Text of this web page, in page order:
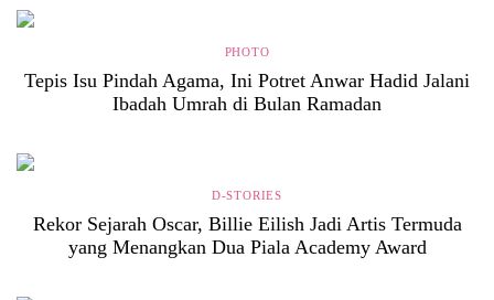
PHOTO
Tepis Isu Pindah Agama, Ini Potret Anwar Hadid Jalani
Ibadah Umrah di Bulan Ramadan
D-STORIES
Rekor Sejarah Oscar, Billie Eilish Jadi Artis Termuda
yang Menangkan Dua Piala Academy Award